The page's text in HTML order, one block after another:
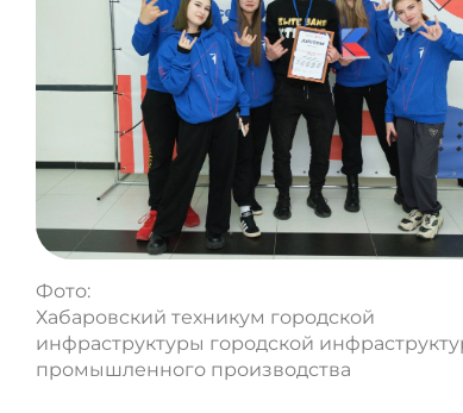
Фото:
Хабаровский техникум городской
инфраструктуры городской
промышленного производства